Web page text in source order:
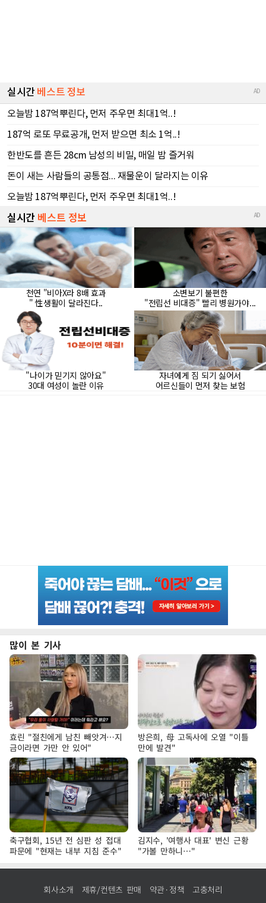
많이 본 기사
효린 "절친에게 남친 빼앗겨…지
금이라면 가만 안 있어"
방은희, 母 고독사에 오열 "이틀
만에 발견"
축구협회, 15년 전 심판 성 접대
파문에 "현재는 내부 지침 준수"
김지수, '여행사 대표' 변신 근황
"가볼 만하니…"
회사소개 제휴/컨텐츠 판매 약관·정책 고충처리